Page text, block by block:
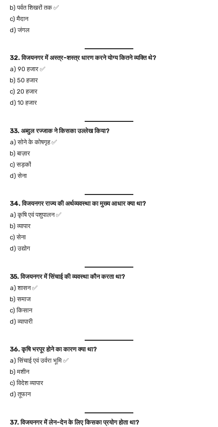
b) पर्वत शिखरों तक ✅
c) मैदान
d) जंगल
32. विजयनगर में अस्त्र-शस्त्र धारण करने योग्य कितने व्यक्ति थे?
a) 90 हजार ✅
b) 50 हजार
c) 20 हजार
d) 10 हजार
33. अब्दुल रज्जाक ने किसका उल्लेख किया?
a) सोने के कोषगृह ✅
b) बाज़ार
c) सड़कों
d) सेना
34. विजयनगर राज्य की अर्थव्यवस्था का मुख्य आधार क्या था?
a) कृषि एवं पशुपालन ✅
b) व्यापार
c) सेना
d) उद्योग
35. विजयनगर में सिंचाई की व्यवस्था कौन करता था?
a) शासन ✅
b) समाज
c) किसान
d) व्यापारी
36. कृषि भरपूर होने का कारण क्या था?
a) सिंचाई एवं उर्वरा भूमि ✅
b) मशीन
c) विदेश व्यापार
d) तूफान
37. विजयनगर में लेन-देन के लिए किसका प्रयोग होता था?